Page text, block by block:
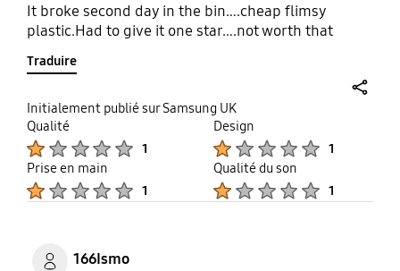
It broke second day in the bin….cheap flimsy
plastic.Had to give it one star….not worth that
Traduire
Initialement publié sur Samsung UK
Qualité
1
Design
1
Prise en main
1
Qualité du son
1
166Ismo